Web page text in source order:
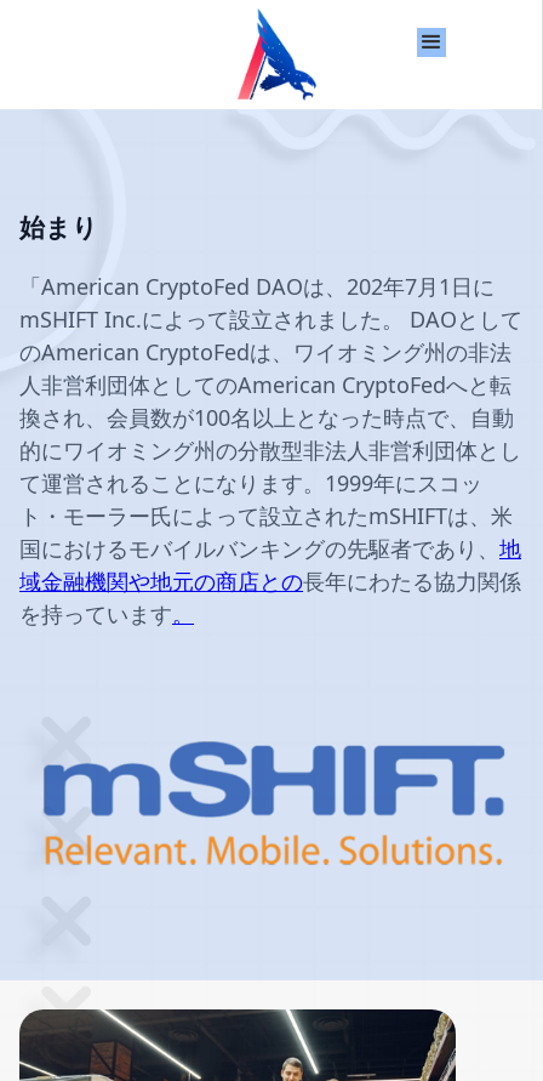
始まり
「American CryptoFed DAOは、202年7月1日に
mSHIFT Inc.によって設立されました。 DAOとして
のAmerican CryptoFedは、ワイオミング州の非法
人非営利団体としてのAmerican CryptoFedへと転
換され、会員数が100名以上となった時点で、自動
的にワイオミング州の分散型非法人非営利団体とし
て運営されることになります。1999年にスコッ
ト・モーラー氏によって設立されたmSHIFTは、米
国におけるモバイルバンキングの先駆者であり、 地
域金融機関や地元の商店との長年にわたる協力関係
を持っています。